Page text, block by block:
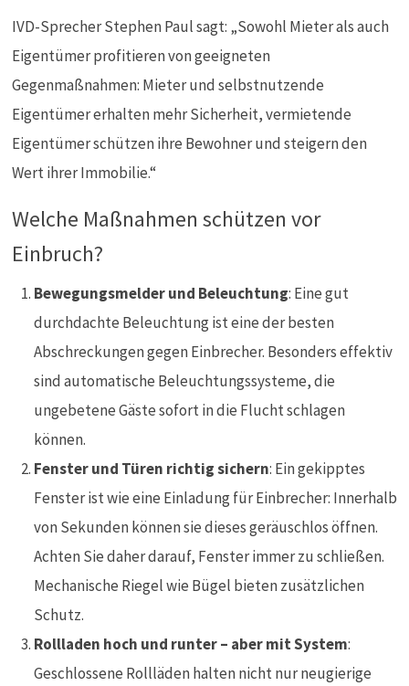
IVD-Sprecher Stephen Paul sagt: „Sowohl Mieter als auch
Eigentümer profitieren von geeigneten
Gegenmaßnahmen: Mieter und selbstnutzende
Eigentümer erhalten mehr Sicherheit, vermietende
Eigentümer schützen ihre Bewohner und steigern den
Wert ihrer Immobilie.“
Welche Maßnahmen schützen vor
Einbruch?
Bewegungsmelder und Beleuchtung: Eine gut
durchdachte Beleuchtung ist eine der besten
Abschreckungen gegen Einbrecher. Besonders effektiv
sind automatische Beleuchtungssysteme, die
ungebetene Gäste sofort in die Flucht schlagen
können.
Fenster und Türen richtig sichern: Ein gekipptes
Fenster ist wie eine Einladung für Einbrecher: Innerhalb
von Sekunden können sie dieses geräuschlos öffnen.
Achten Sie daher darauf, Fenster immer zu schließen.
Mechanische Riegel wie Bügel bieten zusätzlichen
Schutz.
Rollladen hoch und runter – aber mit System:
Geschlossene Rollläden halten nicht nur neugierige